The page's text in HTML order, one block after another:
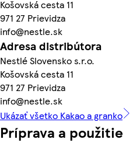
Košovská cesta 11
971 27 Prievidza
info@nestle.sk
Adresa distribútora
Nestlé Slovensko s.r.o.
Košovská cesta 11
971 27 Prievidza
info@nestle.sk
Ukázať všetko Kakao a granko
Príprava a použitie